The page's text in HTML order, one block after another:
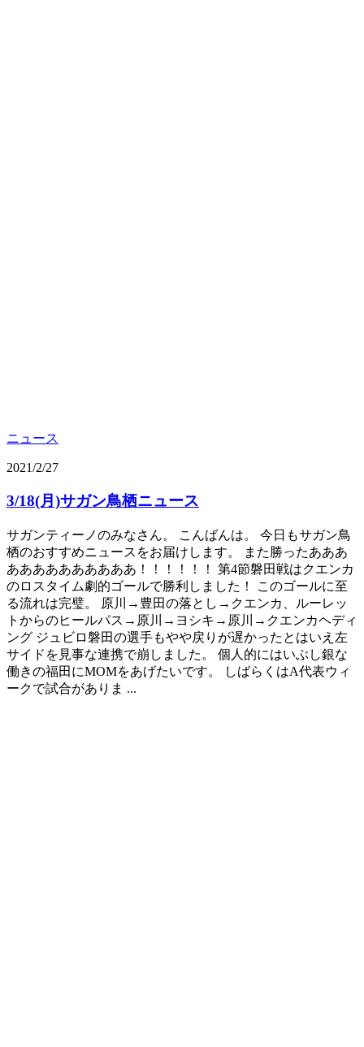
ニュース
2021/2/27
3/18(月)サガン鳥栖ニュース
サガンティーノのみなさん。 こんばんは。 今日もサガン鳥
栖のおすすめニュースをお届けします。 また勝ったあああ
ああああああああああ！！！！！！ 第4節磐田戦はクエンカ
のロスタイム劇的ゴールで勝利しました！ このゴールに至
る流れは完璧。 原川→豊田の落とし→クエンカ、ルーレッ
トからのヒールパス→原川→ヨシキ→原川→クエンカヘディ
ング ジュビロ磐田の選手もやや戻りが遅かったとはいえ左
サイドを見事な連携で崩しました。 個人的にはいぶし銀な
働きの福田にMOMをあげたいです。 しばらくはA代表ウィ
ークで試合がありま ...